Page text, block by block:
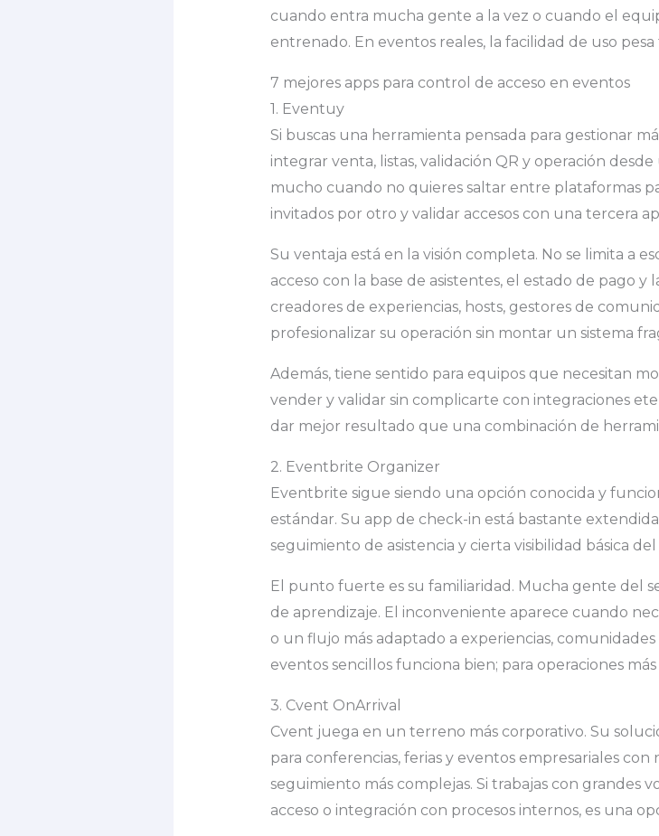
cuando entra mucha gente a la vez o cuando el
entrenado. En eventos reales, la facilidad de uso
7 mejores apps para control de acceso en eventos
1. Eventuy
Si buscas una herramienta pensada para gestionar
integrar venta, listas, validación QR y operación
mucho cuando no quieres saltar entre plataformas
invitados por otro y validar accesos con una tercera
Su ventaja está en la visión completa. No se limita a
acceso con la base de asistentes, el estado de pago
creadores de experiencias, hosts, gestores de
profesionalizar su operación sin montar un sistema
Además, tiene sentido para equipos que necesitan
vender y validar sin complicarte con integraciones
dar mejor resultado que una combinación de
2. Eventbrite Organizer
Eventbrite sigue siendo una opción conocida y
estándar. Su app de check-in está bastante
seguimiento de asistencia y cierta visibilidad básica
El punto fuerte es su familiaridad. Mucha gente del
de aprendizaje. El inconveniente aparece cuando
o un flujo más adaptado a experiencias,
eventos sencillos funciona bien; para operaciones
3. Cvent OnArrival
Cvent juega en un terreno más corporativo. Su
para conferencias, ferias y eventos empresariales
seguimiento más complejas. Si trabajas con grandes
acceso o integración con procesos internos, es una